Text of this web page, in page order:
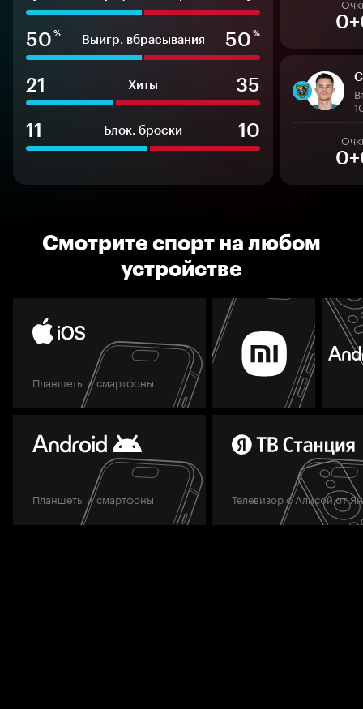
50 % Выигр. вбрасывания 50 %
21 Хиты
35
11
Блок. броски 10
Смотрите спорт на любом
устройстве
Планшеты и смартфоны
Планшеты и смартфоны Телевизор с Алисой от